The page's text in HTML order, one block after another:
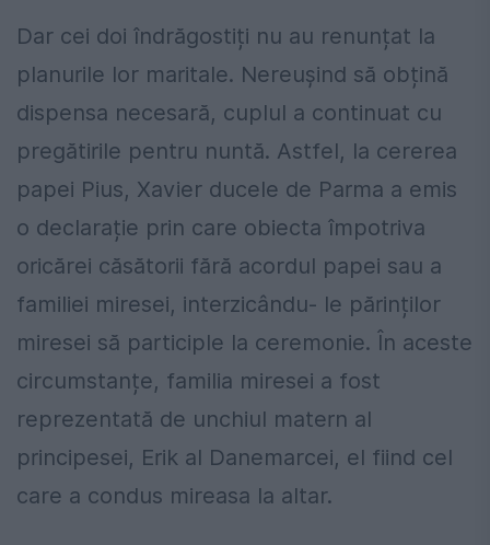
Dar cei doi îndrăgostiți nu au renunțat la
planurile lor maritale. Nereușind să obțină
dispensa necesară, cuplul a continuat cu
pregătirile pentru nuntă. Astfel, la cererea
papei Pius, Xavier ducele de Parma a emis
o declarație prin care obiecta împotriva
oricărei căsătorii fără acordul papei sau a
familiei miresei, interzicându- le părinților
miresei să participle la ceremonie. În aceste
circumstanțe, familia miresei a fost
reprezentată de unchiul matern al
principesei, Erik al Danemarcei, el fiind cel
care a condus mireasa la altar.